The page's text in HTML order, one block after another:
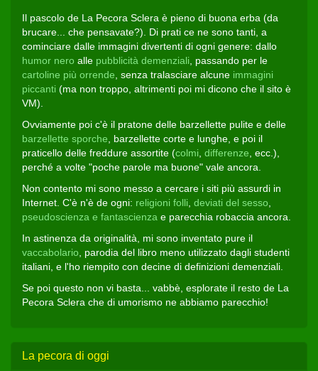
Il pascolo de La Pecora Sclera è pieno di buona erba (da
brucare... che pensavate?). Di prati ce ne sono tanti, a
cominciare dalle immagini divertenti di ogni genere: dallo
humor nero alle pubblicità demenziali, passando per le
cartoline più orrende, senza tralasciare alcune immagini
piccanti (ma non troppo, altrimenti poi mi dicono che il sito è
VM).
Ovviamente poi c'è il pratone delle barzellette pulite e delle
barzellette sporche, barzellette corte e lunghe, e poi il
praticello delle freddure assortite (colmi, differenze, ecc.),
perché a volte "poche parole ma buone" vale ancora.
Non contento mi sono messo a cercare i siti più assurdi in
Internet. C'è n'è de ogni: religioni folli, deviati del sesso,
pseudoscienza e fantascienza e parecchia robaccia ancora.
In astinenza da originalità, mi sono inventato pure il
vaccabolario, parodia del libro meno utilizzato dagli studenti
italiani, e l'ho riempito con decine di definizioni demenziali.
Se poi questo non vi basta... vabbè, esplorate il resto de La
Pecora Sclera che di umorismo ne abbiamo parecchio!
La pecora di oggi